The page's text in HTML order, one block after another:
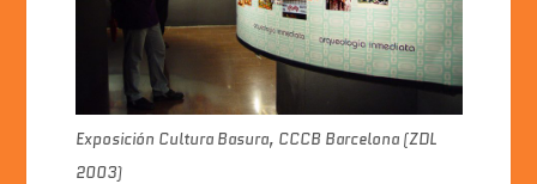
Exposición Cultura Basura, CCCB Barcelona (ZDL
2003)